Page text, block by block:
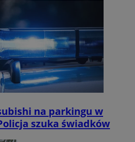
na parkingu w
szuka świadków